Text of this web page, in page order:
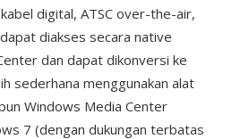
digital, ATSC over-the-air,
diakses secara native
dan dapat dikonversi ke
sederhana menggunakan alat
Windows Media Center
7 (dengan dukungan terbatas